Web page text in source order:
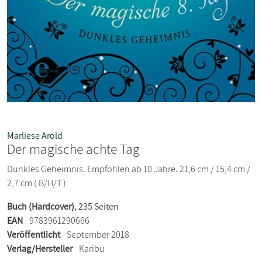
Marliese Arold
Der magische achte Tag
Dunkles Geheimnis. Empfohlen ab 10 Jahre. 21,6 cm / 15,4 cm /
2,7 cm ( B/H/T )
Buch (Hardcover), 235 Seiten
EAN 9783961290666
Veröffentlicht September 2018
Verlag/Hersteller Karibu